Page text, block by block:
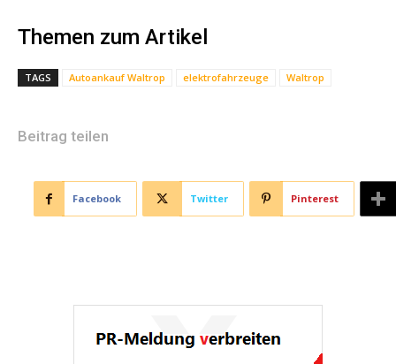
Themen zum Artikel
TAGS Autoankauf Waltrop elektrofahrzeuge Waltrop
Beitrag teilen
Facebook Twitter Pinterest